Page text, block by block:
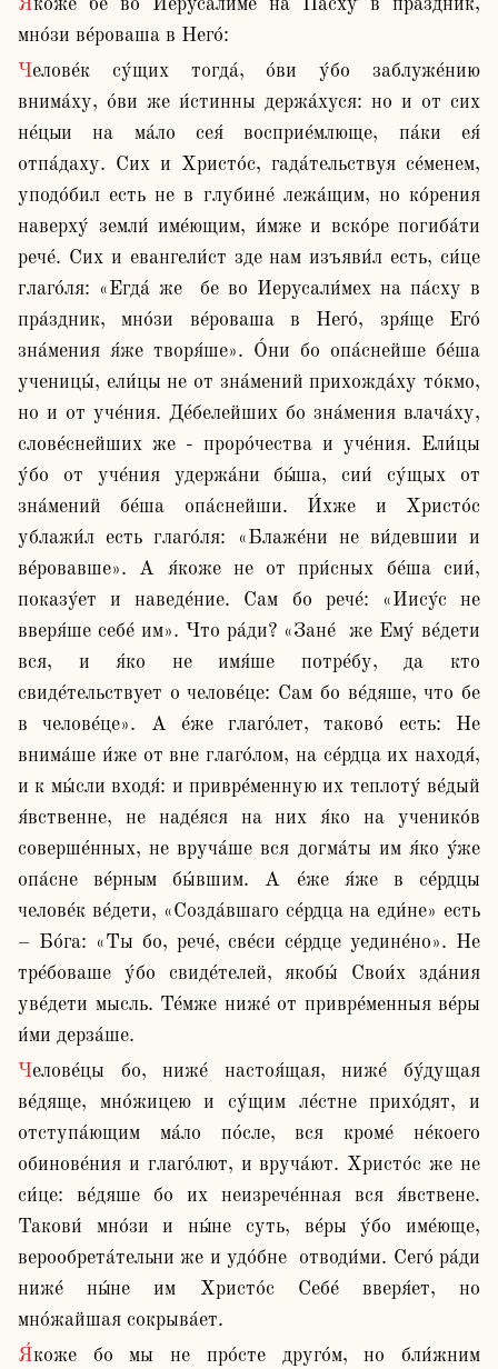
Я́коже бе во Иерусали́ме на Па́сху в пра́здник,
мно́зи ве́роваша в Него́:
Челове́к су́щих тогда́, о́ви у́бо заблуже́нию
внима́ху, о́ви же и́стинны держа́хуся: но и от сих
не́цыи на ма́ло сея́ восприе́млюще, па́ки ея́
отпа́даху. Сих и Христо́с, гада́тельствуя се́менем,
уподо́бил есть не в глубине́ лежа́щим, но ко́рения
наверху́ земли́ име́ющим, и́мже и вско́ре погиба́ти
рече́. Сих и евангели́ст зде нам изъяви́л есть, си́це
глаго́ля: «Егда́ же  бе во Иерусали́мех на па́сху в
пра́здник, мно́зи ве́роваша в Него́, зря́ще Его́
зна́мения я́же творя́ше». О́ни бо опа́снейше бе́ша
ученицы́, ели́цы не от зна́мений прихожда́ху то́кмо,
но и от уче́ния. Де́белейших бо зна́мения влача́ху,
слове́снейших же - проро́чества и уче́ния. Ели́цы
у́бо от уче́ния удержа́ни бы́ша, сии́ су́щых от
зна́мений бе́ша опа́снейши. И́хже и Христо́с
ублажи́л есть глаго́ля: «Блаже́ни не ви́девшии и
ве́ровавше». А я́коже не от при́сных бе́ша сии́,
показу́ет и наведе́ние. Сам бо рече́: «Иису́с не
вверя́ше себе́ им». Что ра́ди? «Зане́  же Ему́ ве́дети
вся, и я́ко не имя́ше потре́бу, да кто
свиде́тельствует о челове́це: Сам бо ве́дяше, что бе
в челове́це». А е́же глаго́лет, таково́ есть: Не
внима́ше и́же от вне глаго́лом, на се́рдца их находя́,
и к мы́сли входя́: и привре́менную их теплоту́ ве́дый
я́вственне, не наде́яся на них я́ко на ученико́в
соверше́нных, не вруча́ше вся догма́ты им я́ко у́же
опа́сне ве́рным бы́вшим. А е́же я́же в се́рдцы
челове́к ве́дети, «Созда́вшаго се́рдца на еди́не» есть
– Бо́га: «Ты бо, рече́, све́си се́рдце уедине́но». Не
тре́боваше у́бо свиде́телей, якобы́ Свои́х зда́ния
уве́дети мысль. Те́мже ниже́ от привре́менныя ве́ры
и́ми дерза́ше.
Челове́цы бо, ниже́ настоя́щая, ниже́ бу́дущая
ве́дяще, мно́жицею и су́щим ле́стне прихо́дят, и
отступа́ющим ма́ло по́сле, вся кроме́ не́коего
обинове́ния и глаго́лют, и вруча́ют. Христо́с же не
си́це: ве́дяше бо их неизрече́нная вся я́вствене.
Такови́ мно́зи и ны́не суть, ве́ры у́бо име́юще,
верообрета́тельни же и удо́бне  отводи́ми. Сего́ ра́ди
ниже́ ны́не им Христо́с Себе́ вверя́ет, но
мно́жайшая сокрыва́ет.
Я́коже бо мы не про́сте друго́м, но бли́жним